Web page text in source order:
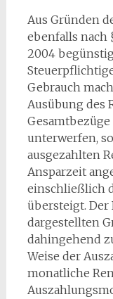
Aus Gründen
ebenfalls nach
2004
Gebrauch
Ausübung des
unterwerfen,
ausgezahlten
Ansparzeit
einschließlich
übersteigt. Der
dargestellten
dahingehend
Weise der
monatliche